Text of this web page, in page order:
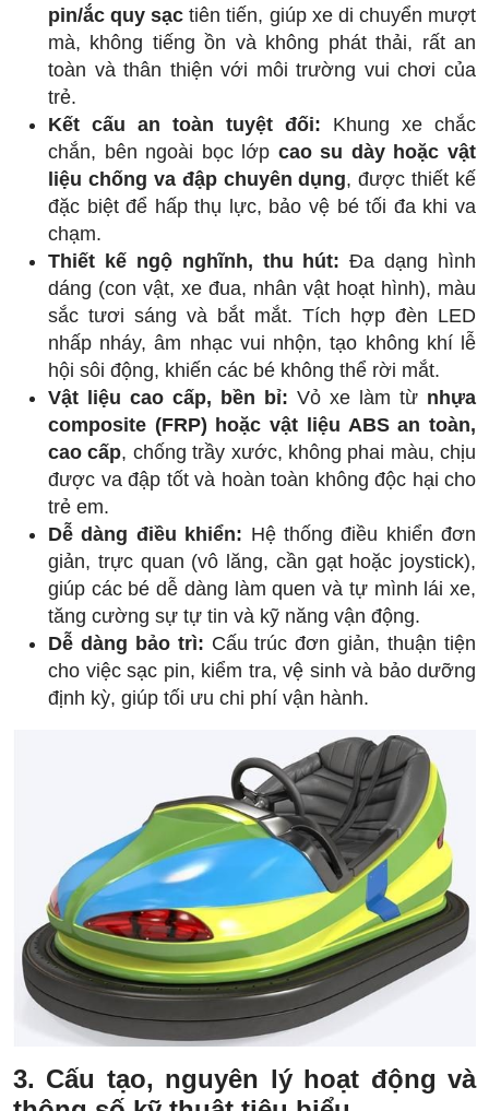
pin/ắc quy sạc tiên tiến, giúp xe di chuyển mượt
mà, không tiếng ồn và không phát thải, rất an
toàn và thân thiện với môi trường vui chơi của
trẻ.
Kết cấu an toàn tuyệt đối: Khung xe chắc
chắn, bên ngoài bọc lớp cao su dày hoặc vật
liệu chống va đập chuyên dụng, được thiết kế
đặc biệt để hấp thụ lực, bảo vệ bé tối đa khi va
chạm.
Thiết kế ngộ nghĩnh, thu hút: Đa dạng hình
dáng (con vật, xe đua, nhân vật hoạt hình), màu
sắc tươi sáng và bắt mắt. Tích hợp đèn LED
nhấp nháy, âm nhạc vui nhộn, tạo không khí lễ
hội sôi động, khiến các bé không thể rời mắt.
Vật liệu cao cấp, bền bỉ: Vỏ xe làm từ nhựa
composite (FRP) hoặc vật liệu ABS an toàn,
cao cấp, chống trầy xước, không phai màu, chịu
được va đập tốt và hoàn toàn không độc hại cho
trẻ em.
Dễ dàng điều khiển: Hệ thống điều khiển đơn
giản, trực quan (vô lăng, cần gạt hoặc joystick),
giúp các bé dễ dàng làm quen và tự mình lái xe,
tăng cường sự tự tin và kỹ năng vận động.
Dễ dàng bảo trì: Cấu trúc đơn giản, thuận tiện
cho việc sạc pin, kiểm tra, vệ sinh và bảo dưỡng
định kỳ, giúp tối ưu chi phí vận hành.
3. Cấu tạo, nguyên lý hoạt động và